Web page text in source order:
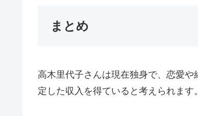
まとめ
高木里代子さんは現在独身で、恋愛
定した収入を得ていると考えられます